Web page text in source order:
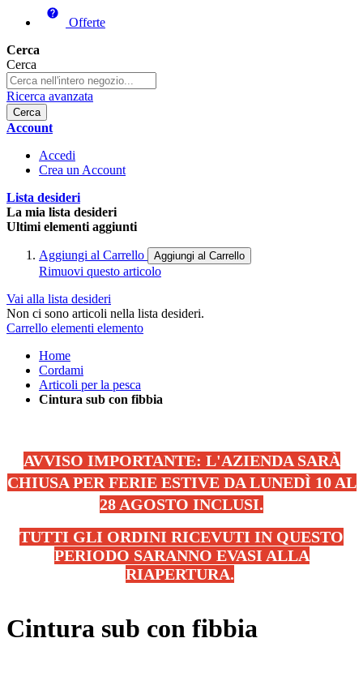
Offerte
Cerca
Cerca
Ricerca avanzata
Cerca
Account
Accedi
Crea un Account
Lista desideri
La mia lista desideri
Ultimi elementi aggiunti
Aggiungi al Carrello Aggiungi al Carrello
Rimuovi questo articolo
Vai alla lista desideri
Non ci sono articoli nella lista desideri.
Carrello elementi elemento
Home
Cordami
Articoli per la pesca
Cintura sub con fibbia
AVVISO IMPORTANTE: L'AZIENDA SARÀ
CHIUSA PER FERIE ESTIVE DA LUNEDÌ 10 AL
28 AGOSTO INCLUSI.
TUTTI GLI ORDINI RICEVUTI IN QUESTO
PERIODO SARANNO EVASI ALLA
RIAPERTURA.
Cintura sub con fibbia